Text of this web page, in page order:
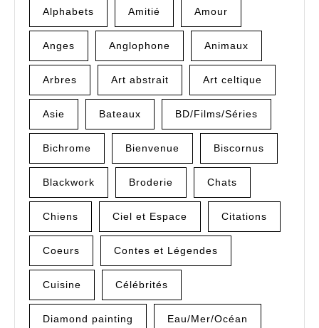
Alphabets Amitié Amour
Anges Anglophone Animaux
Arbres Art abstrait Art celtique
Asie Bateaux BD/Films/Séries
Bichrome Bienvenue Biscornus
Blackwork Broderie Chats
Chiens Ciel et Espace Citations
Coeurs Contes et Légendes
Cuisine Célébrités
Diamond painting Eau/Mer/Océan